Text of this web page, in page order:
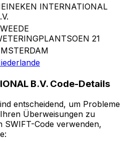
INTERNATIONAL
21
B.V. Code-Details
entscheidend, um Probleme
Überweisungen zu
SWIFT-Code verwenden,